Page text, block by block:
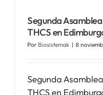
Segunda
THCS en
Por Biosistemak | 8
Segunda
THCS en